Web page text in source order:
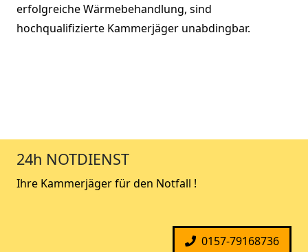
erfolgreiche Wärmebehandlung, sind
hochqualifizierte Kammerjäger unabdingbar.
24h NOTDIENST
Ihre Kammerjäger für den Notfall !
0157-79168736